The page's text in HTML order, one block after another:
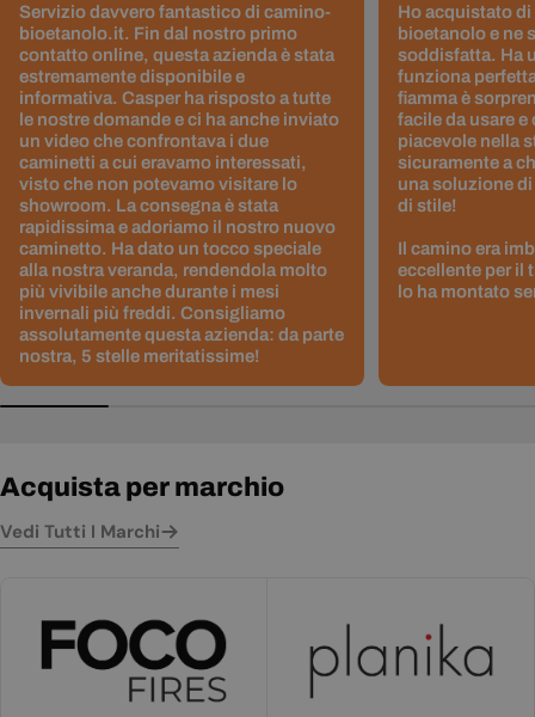
Servizio davvero fantastico di camino-
bioetanolo.it. Fin dal nostro primo
contatto online, questa azienda è stata
estremamente disponibile e
informativa. Casper ha risposto a tutte
le nostre domande e ci ha anche inviato
un video che confrontava i due
caminetti a cui eravamo interessati,
visto che non potevamo visitare lo
showroom. La consegna è stata
rapidissima e adoriamo il nostro nuovo
caminetto. Ha dato un tocco speciale
alla nostra veranda, rendendola molto
più vivibile anche durante i mesi
invernali più freddi. Consigliamo
assolutamente questa azienda: da parte
nostra, 5 stelle meritatissime!
Ho acquistato di
bioetanolo e ne
soddisfatta. Ha
funziona
fiamma è
facile da usare e
piacevole nella
sicuramente a
una soluzione
di stile!
Il camino era
eccellente per il
lo ha montato
Acquista per marchio
Vedi Tutti I Marchi